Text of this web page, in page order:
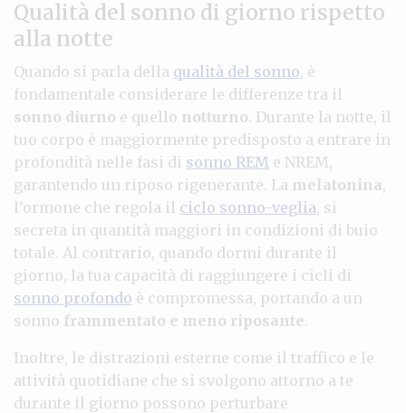
Qualità del sonno di giorno rispetto
alla notte
Quando si parla della qualità del sonno, è
fondamentale considerare le differenze tra il
sonno diurno e quello notturno. Durante la notte, il
tuo corpo è maggiormente predisposto a entrare in
profondità nelle fasi di sonno REM e NREM,
garantendo un riposo rigenerante. La melatonina,
l’ormone che regola il ciclo sonno-veglia, si
secreta in quantità maggiori in condizioni di buio
totale. Al contrario, quando dormi durante il
giorno, la tua capacità di raggiungere i cicli di
sonno profondo è compromessa, portando a un
sonno frammentato e meno riposante.
Inoltre, le distrazioni esterne come il traffico e le
attività quotidiane che si svolgono attorno a te
durante il giorno possono perturbare